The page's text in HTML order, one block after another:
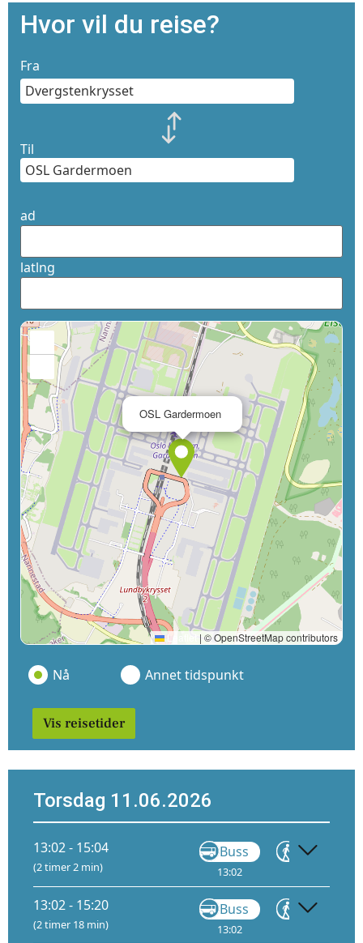
Hvor vil du reise?
Fra
Til
ad
latlng
OSL Gardermoen
Leaflet | © OpenStreetMap contributors
Nå Annet tidspunkt
Vis reisetider
Torsdag 11.06.2026
13:02 - 15:04
(2 timer 2 min)
Buss
13:02
Gå
13:02 - 15:20
(2 timer 18 min)
Buss
13:02
Gå